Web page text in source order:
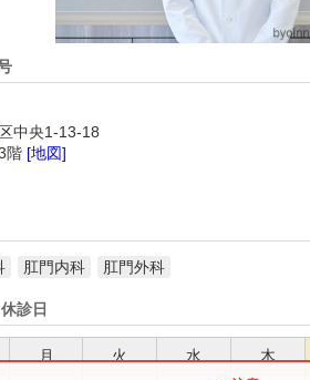
中央1-13-18
階 [地図]
肛門内科 肛門外科
診日
月 火 水 木